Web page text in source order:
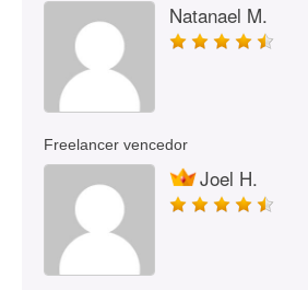
Natanael M.
Freelancer vencedor
Joel H.